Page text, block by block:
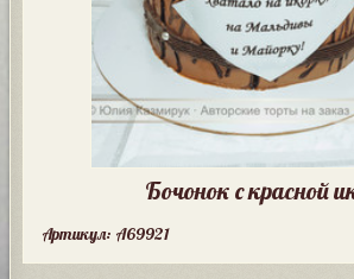
Бочонок с красной
Артикул: A69921